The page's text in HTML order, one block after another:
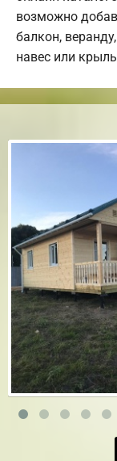
возможно
балкон,
навес или